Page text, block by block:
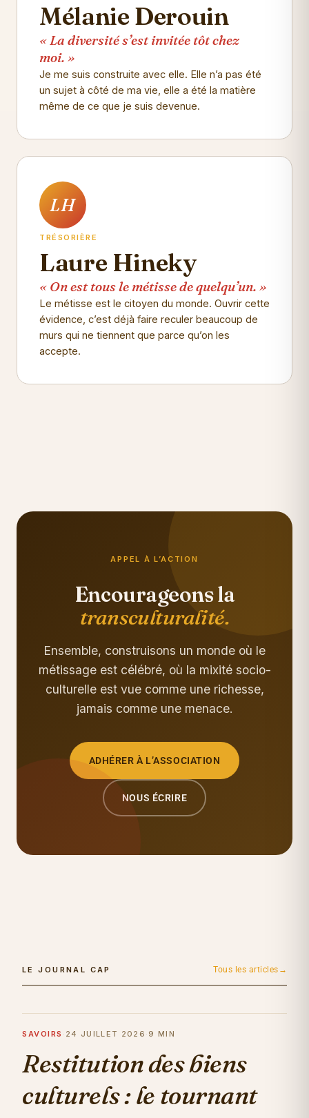
Mélanie Derouin
« La diversité s’est invitée tôt chez
moi. »
Je me suis construite avec elle. Elle n’a pas été
un sujet à côté de ma vie, elle a été la matière
même de ce que je suis devenue.
LH
TRÉSORIÈRE
Laure Hineky
« On est tous le métisse de quelqu’un. »
Le métisse est le citoyen du monde. Ouvrir cette
évidence, c’est déjà faire reculer beaucoup de
murs qui ne tiennent que parce qu’on les
accepte.
APPEL À L’ACTION
Encourageons la
transculturalité.
Ensemble, construisons un monde où le
métissage est célébré, où la mixité socio-
culturelle est vue comme une richesse,
jamais comme une menace.
ADHÉRER À L’ASSOCIATION
NOUS ÉCRIRE
LE JOURNAL CAP Tous les articles
SAVOIRS · 24 JUILLET 2026 · 9 MIN
Restitution des biens
culturels : le tournant